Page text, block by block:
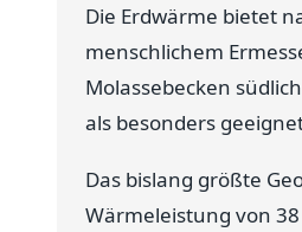
Die Erdwärme bietet
menschlichem
Molassebecken
als besonders
Das bislang größte
Wärmeleistung von